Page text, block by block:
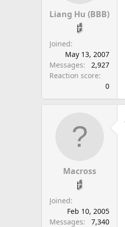
Liang Hu (BBB)
Joined
May 13, 2007
Messages
2,927
Reaction score
0
Macross
Joined
Feb 10, 2005
Messages
7,340